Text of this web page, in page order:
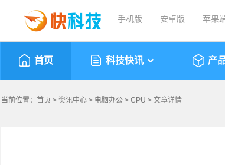
手机版 安卓版 苹果
首页 科技快讯 产
当前位置： 首页 > 资讯中心 > 电脑办公 > CPU > 文章详情